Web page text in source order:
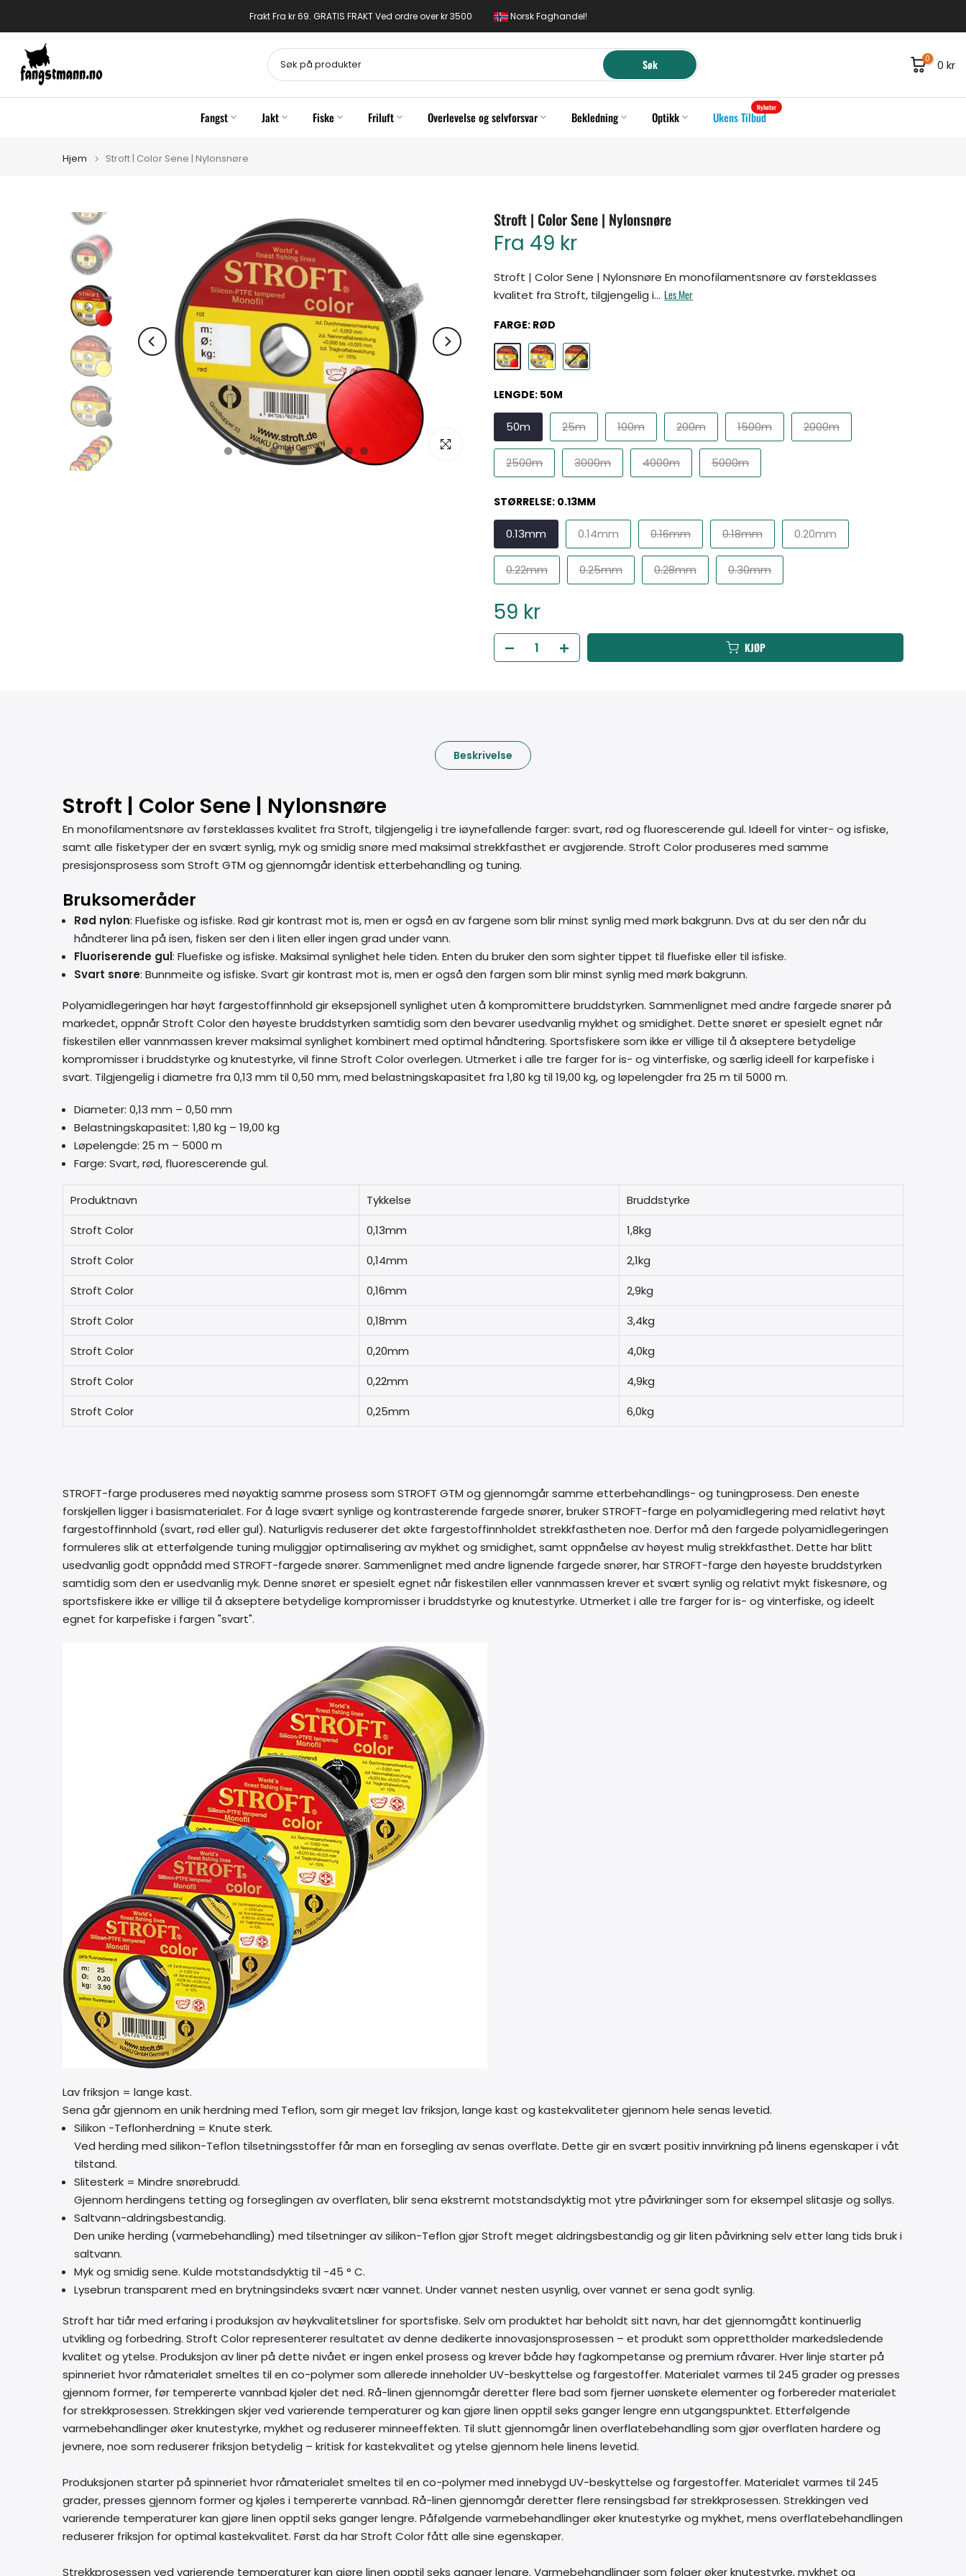
til
innhold
Frakt Fra kr 69. GRATIS FRAKT Ved ordre over kr 3500 Norsk Faghandel!
Søk 0 0 kr
Fangst Jakt Fiske Friluft Overlevelse og selvforsvar Bekledning Optikk Ukens Tilbud
Nyheter
Hjem Stroft | Color Sene | Nylonsnøre
Klikk for å forstørre
Stroft | Color Sene | Nylonsnøre
Fra 49 kr
Stroft | Color Sene | Nylonsnøre En monofilamentsnøre av førsteklasses
kvalitet fra Stroft, tilgjengelig i... Les Mer
FARGE: RØD
LENGDE: 50M
50m 25m 100m 200m 1500m 2000m
2500m 3000m 4000m 5000m
STØRRELSE: 0.13MM
0.13mm 0.14mm 0.16mm 0.18mm 0.20mm
0.22mm 0.25mm 0.28mm 0.30mm
59 kr
KJØP
Beskrivelse
Stroft | Color Sene | Nylonsnøre
En monofilamentsnøre av førsteklasses kvalitet fra Stroft, tilgjengelig i tre iøynefallende farger: svart, rød og fluorescerende gul. Ideell for vinter- og isfiske,
samt alle fisketyper der en svært synlig, myk og smidig snøre med maksimal strekkfasthet er avgjørende. Stroft Color produseres med samme
presisjonsprosess som Stroft GTM og gjennomgår identisk etterbehandling og tuning.
Bruksomeråder
Rød nylon: Fluefiske og isfiske. Rød gir kontrast mot is, men er også en av fargene som blir minst synlig med mørk bakgrunn. Dvs at du ser den når du
håndterer lina på isen, fisken ser den i liten eller ingen grad under vann.
Fluoriserende gul: Fluefiske og isfiske. Maksimal synlighet hele tiden. Enten du bruker den som sighter tippet til fluefiske eller til isfiske.
Svart snøre: Bunnmeite og isfiske. Svart gir kontrast mot is, men er også den fargen som blir minst synlig med mørk bakgrunn.
Polyamidlegeringen har høyt fargestoffinnhold gir eksepsjonell synlighet uten å kompromittere bruddstyrken. Sammenlignet med andre fargede snører på
markedet, oppnår Stroft Color den høyeste bruddstyrken samtidig som den bevarer usedvanlig mykhet og smidighet. Dette snøret er spesielt egnet når
fiskestilen eller vannmassen krever maksimal synlighet kombinert med optimal håndtering. Sportsfiskere som ikke er villige til å akseptere betydelige
kompromisser i bruddstyrke og knutestyrke, vil finne Stroft Color overlegen. Utmerket i alle tre farger for is- og vinterfiske, og særlig ideell for karpefiske i
svart. Tilgjengelig i diametre fra 0,13 mm til 0,50 mm, med belastningskapasitet fra 1,80 kg til 19,00 kg, og løpelengder fra 25 m til 5000 m.
Diameter: 0,13 mm – 0,50 mm
Belastningskapasitet: 1,80 kg – 19,00 kg
Løpelengde: 25 m – 5000 m
Farge: Svart, rød, fluorescerende gul.
Produktnavn Tykkelse
Bruddstyrke
Stroft Color
0,13mm
1,8kg
Stroft Color
0,14mm
2,1kg
Stroft Color
0,16mm
2,9kg
Stroft Color
0,18mm
3,4kg
Stroft Color
0,20mm
4,0kg
Stroft Color
0,22mm
4,9kg
Stroft Color
0,25mm 6,0kg
STROFT-farge produseres med nøyaktig samme prosess som STROFT GTM og gjennomgår samme etterbehandlings- og tuningprosess. Den eneste
forskjellen ligger i basismaterialet. For å lage svært synlige og kontrasterende fargede snører, bruker STROFT-farge en polyamidlegering med relativt høyt
fargestoffinnhold (svart, rød eller gul). Naturligvis reduserer det økte fargestoffinnholdet strekkfastheten noe. Derfor må den fargede polyamidlegeringen
formuleres slik at etterfølgende tuning muliggjør optimalisering av mykhet og smidighet, samt oppnåelse av høyest mulig strekkfasthet. Dette har blitt
usedvanlig godt oppnådd med STROFT-fargede snører. Sammenlignet med andre lignende fargede snører, har STROFT-farge den høyeste bruddstyrken
samtidig som den er usedvanlig myk. Denne snøret er spesielt egnet når fiskestilen eller vannmassen krever et svært synlig og relativt mykt fiskesnøre, og
sportsfiskere ikke er villige til å akseptere betydelige kompromisser i bruddstyrke og knutestyrke. Utmerket i alle tre farger for is- og vinterfiske, og ideelt
egnet for karpefiske i fargen "svart".
Lav friksjon = lange kast.
Sena går gjennom en unik herdning med Teflon, som gir meget lav friksjon, lange kast og kastekvaliteter gjennom hele senas levetid.
Silikon -Teflonherdning = Knute sterk.
Ved herding med silikon-Teflon tilsetningsstoffer får man en forsegling av senas overflate. Dette gir en svært positiv innvirkning på linens egenskaper i våt
tilstand.
Slitesterk = Mindre snørebrudd.
Gjennom herdingens tetting og forseglingen av overflaten, blir sena ekstremt motstandsdyktig mot ytre påvirkninger som for eksempel slitasje og sollys.
Saltvann-aldringsbestandig.
Den unike herding (varmebehandling) med tilsetninger av silikon-Teflon gjør Stroft meget aldringsbestandig og gir liten påvirkning selv etter lang tids bruk i
saltvann.
Myk og smidig sene. Kulde motstandsdyktig til -45 ° C.
Lysebrun transparent med en brytningsindeks svært nær vannet. Under vannet nesten usynlig, over vannet er sena godt synlig.
Stroft har tiår med erfaring i produksjon av høykvalitetsliner for sportsfiske. Selv om produktet har beholdt sitt navn, har det gjennomgått kontinuerlig
utvikling og forbedring. Stroft Color representerer resultatet av denne dedikerte innovasjonsprosessen – et produkt som opprettholder markedsledende
kvalitet og ytelse. Produksjon av liner på dette nivået er ingen enkel prosess og krever både høy fagkompetanse og premium råvarer. Hver linje starter på
spinneriet hvor råmaterialet smeltes til en co-polymer som allerede inneholder UV-beskyttelse og fargestoffer. Materialet varmes til 245 grader og presses
gjennom former, før tempererte vannbad kjøler det ned. Rå-linen gjennomgår deretter flere bad som fjerner uønskete elementer og forbereder materialet
for strekkprosessen. Strekkingen skjer ved varierende temperaturer og kan gjøre linen opptil seks ganger lengre enn utgangspunktet. Etterfølgende
varmebehandlinger øker knutestyrke, mykhet og reduserer minneeffekten. Til slutt gjennomgår linen overflatebehandling som gjør overflaten hardere og
jevnere, noe som reduserer friksjon betydelig – kritisk for kastekvalitet og ytelse gjennom hele linens levetid.
Produksjonen starter på spinneriet hvor råmaterialet smeltes til en co-polymer med innebygd UV-beskyttelse og fargestoffer. Materialet varmes til 245
grader, presses gjennom former og kjøles i tempererte vannbad. Rå-linen gjennomgår deretter flere rensingsbad før strekkprosessen. Strekkingen ved
varierende temperaturer kan gjøre linen opptil seks ganger lengre. Påfølgende varmebehandlinger øker knutestyrke og mykhet, mens overflatebehandlingen
reduserer friksjon for optimal kastekvalitet. Først da har Stroft Color fått alle sine egenskaper.
Strekkprosessen ved varierende temperaturer kan gjøre linen opptil seks ganger lengre. Varmebehandlinger som følger øker knutestyrke, mykhet og